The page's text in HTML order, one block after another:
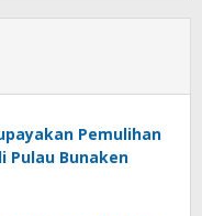
Pemulihan
Pulau Bunaken